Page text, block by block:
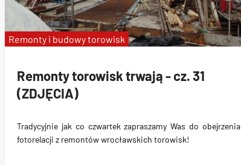
Remonty torowisk trwają - cz. 31
(ZDJĘCIA)
Tradycyjnie jak co czwartek zapraszamy Was do obejrzenia
fotorelacji z remontów wrocławskich torowisk!
Remonty i budowy torowisk